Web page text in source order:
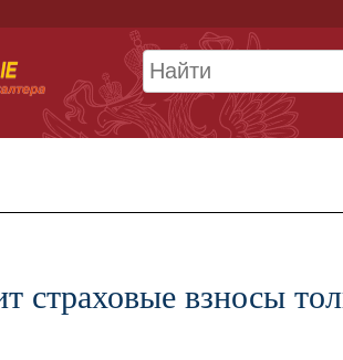
страховые взносы